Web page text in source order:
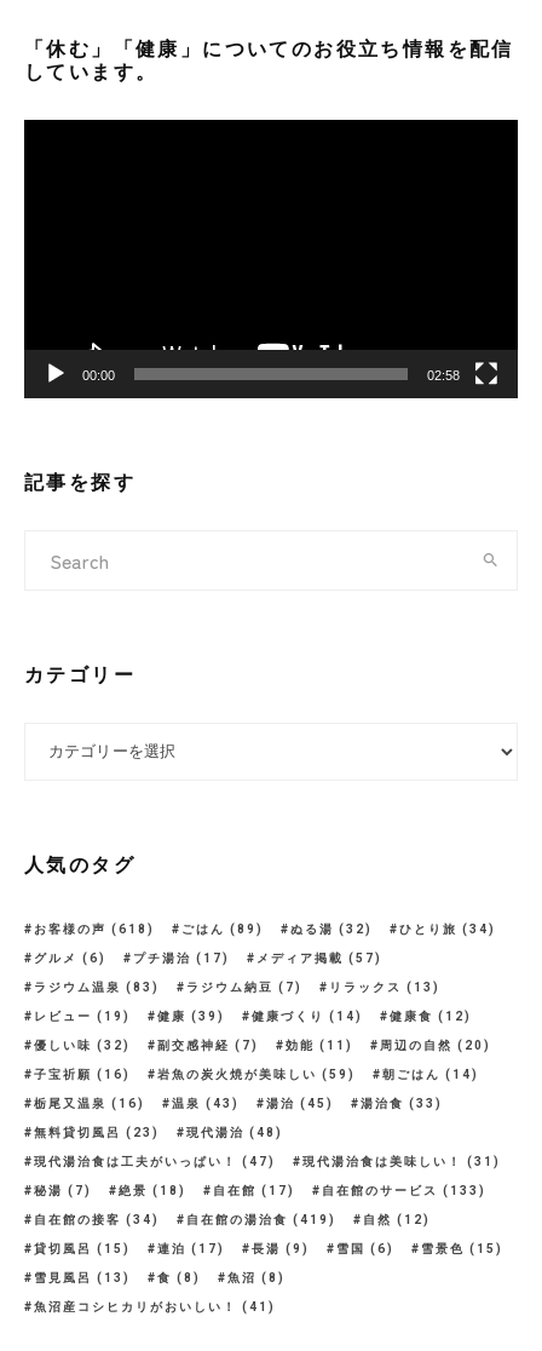
「休む」「健康」についてのお役立ち情報を配信
しています。
00:00 02:58
記事を探す
カテゴリー
人気のタグ
お客様の声 (618) ごはん (89) ぬる湯 (32) ひとり旅 (34)
グルメ (6) プチ湯治 (17) メディア掲載 (57)
ラジウム温泉 (83) ラジウム納豆 (7) リラックス (13)
レビュー (19) 健康 (39) 健康づくり (14) 健康食 (12)
優しい味 (32) 副交感神経 (7) 効能 (11) 周辺の自然 (20)
子宝祈願 (16) 岩魚の炭火焼が美味しい (59) 朝ごはん (14)
栃尾又温泉 (16) 温泉 (43) 湯治 (45) 湯治食 (33)
無料貸切風呂 (23) 現代湯治 (48)
現代湯治食は工夫がいっぱい！ (47) 現代湯治食は美味しい！ (31)
秘湯 (7) 絶景 (18) 自在館 (17) 自在館のサービス (133)
自在館の接客 (34) 自在館の湯治食 (419) 自然 (12)
貸切風呂 (15) 連泊 (17) 長湯 (9) 雪国 (6) 雪景色 (15)
雪見風呂 (13) 食 (8) 魚沼 (8)
魚沼産コシヒカリがおいしい！ (41)